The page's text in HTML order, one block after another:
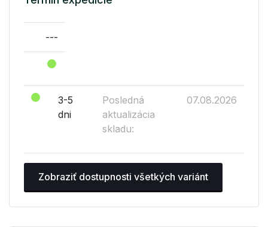
---
3-5
dni
Posledná
aktualizácia
skladu:
07.08.2026
Zobraziť dostupnosti všetkých variánt